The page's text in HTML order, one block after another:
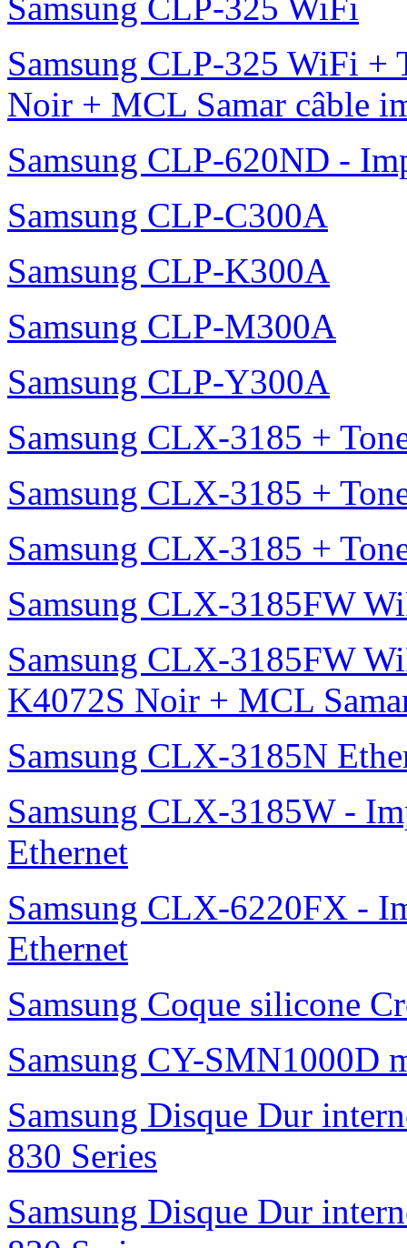
Samsung CLP-325 WiFi +
Noir + MCL Samar câble
Samsung CLP-620ND -
Samsung CLP-C300A
Samsung CLP-K300A
Samsung CLP-M300A
Samsung CLP-Y300A
Samsung CLX-3185 +
Samsung CLX-3185 +
Samsung CLX-3185 +
Samsung CLX-3185FW
Samsung CLX-3185FW
K4072S Noir + MCL
Samsung CLX-3185N
Samsung CLX-3185W -
Ethernet
Samsung CLX-6220FX -
Ethernet
Samsung Coque silicone
Samsung CY-SMN1000D
Samsung Disque Dur
830 Series
Samsung Disque Dur